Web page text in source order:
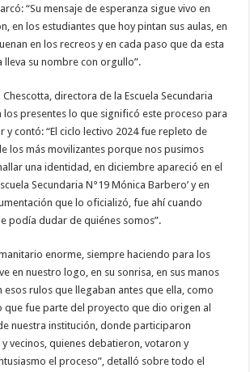
“Su mensaje de esperanza sigue vivo en
en los estudiantes que hoy pintan sus aulas, en
en los recreos y en cada paso que da esta
lleva su nombre con orgullo”.
directora de la Escuela Secundaria
los presentes lo que significó este proceso para
y contó: “El ciclo lectivo 2024 fue repleto de
los más movilizantes porque nos pusimos
una identidad, en diciembre apareció en el
Secundaria N°19 Mónica Barbero’ y en
que lo oficializó, fue ahí cuando
podía dudar de quiénes somos”.
enorme, siempre haciendo para los
en nuestro logo, en su sonrisa, en sus manos
esos rulos que llegaban antes que ella, como
fue parte del proyecto que dio origen al
nuestra institución, donde participaron
vecinos, quienes debatieron, votaron y
el proceso”, detalló sobre todo el